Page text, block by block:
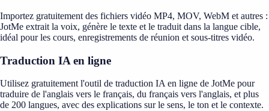
Importez gratuitement des fichiers vidéo MP4, MOV, WebM et autres :
JotMe extrait la voix, génère le texte et le traduit dans la langue cible,
idéal pour les cours, enregistrements de réunion et sous-titres vidéo.
Traduction IA en ligne
Utilisez gratuitement l'outil de traduction IA en ligne de JotMe pour
traduire de l'anglais vers le français, du français vers l'anglais, et plus
de 200 langues, avec des explications sur le sens, le ton et le contexte.